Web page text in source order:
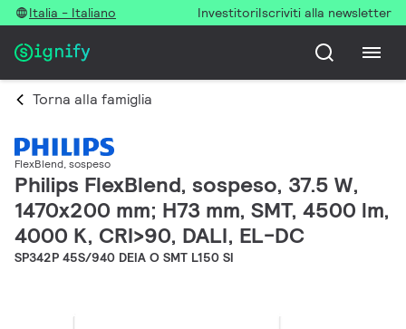
Italia - Italiano InvestitoriIscriviti alla newsletter
Torna alla famiglia
FlexBlend, sospeso
Philips FlexBlend, sospeso, 37.5 W,
1470x200 mm; H73 mm, SMT, 4500 lm,
4000 K, CRI>90, DALI, EL-DC
SP342P 45S/940 DEIA O SMT L150 SI